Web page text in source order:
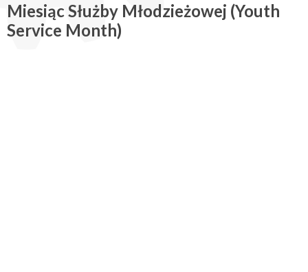
Miesiąc Służby Młodzieżowej (Youth
Service Month)